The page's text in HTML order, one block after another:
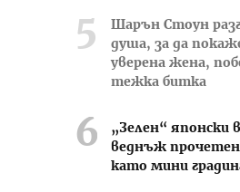
Шарън Стоун
душа, за да
уверена жена,
тежка битка
„Зелен“ японски
веднъж
като мини